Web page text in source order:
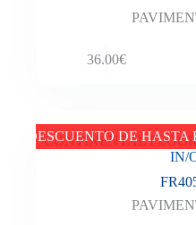
36.00€
DESCUENTO DE HASTA
CONTINENTAL
IN/